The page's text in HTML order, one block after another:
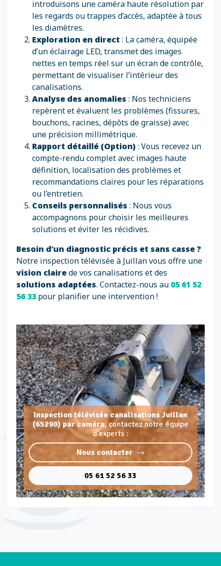
introduisons une caméra haute résolution par
les regards ou trappes d’accès, adaptée à tous
les diamètres.
Exploration en direct : La caméra, équipée
d’un éclairage LED, transmet des images
nettes en temps réel sur un écran de contrôle,
permettant de visualiser l’intérieur des
canalisations.
Analyse des anomalies : Nos techniciens
repèrent et évaluent les problèmes (fissures,
bouchons, racines, dépôts de graisse) avec
une précision millimétrique.
Rapport détaillé (Option) : Vous recevez un
compte-rendu complet avec images haute
définition, localisation des problèmes et
recommandations claires pour les réparations
ou l’entretien.
Conseils personnalisés : Nous vous
accompagnons pour choisir les meilleures
solutions et éviter les récidives.
Besoin d’un diagnostic précis et sans casse ?
Notre inspection télévisée à Juillan vous offre une
vision clairede vos canalisations et des
solutions adaptées. Contactez-nous au 05 61 52
56 33 pour planifier une intervention !
Inspection télévisée canalisations Juillan
(65290) par caméra,contactez notre équipe
d'experts :
Nous contacter
05 61 52 56 33